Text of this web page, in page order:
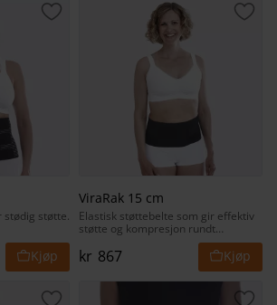
stødig støtte.
Lagre som favoritt
ViraRak 15 cm
Elastisk støttebelte som gir effektiv
støtte og kompresjon rundt
kr 867